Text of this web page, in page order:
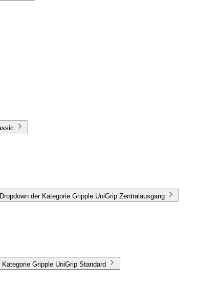
der Kategorie Gripple UniGrip Zentralausgang
Gripple UniGrip Standard